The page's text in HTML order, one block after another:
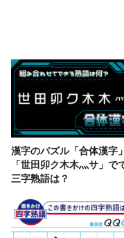
漢字のパズル「合体漢字
「世田卯ク木木灬サ」で
三字熟語は？